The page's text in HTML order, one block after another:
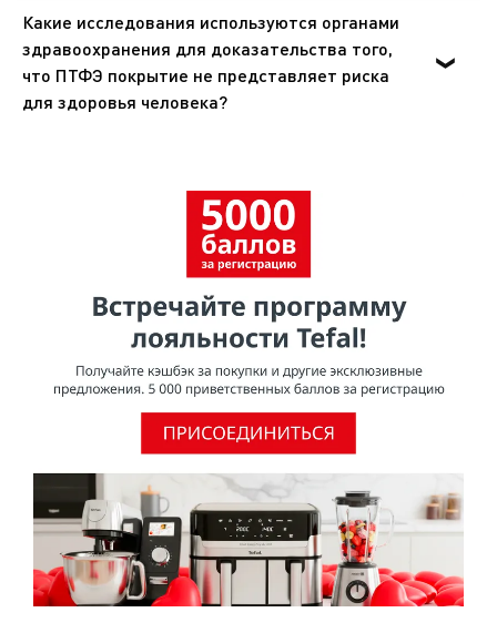
Какие исследования используются органами
здравоохранения для доказательства того,
что ПТФЭ покрытие не представляет риска
для здоровья человека?
попадании внутрь. Эти же органы подтвердили, что
покрытия из ПТФЭ не представляют опасности для
здоровья при использовании в посуде для
проведенному МАИР (Международное агентство по
изучению рака), ВОЗ (Всемирная организация
здравоохранения) отнесла ПТФЭ к группе 3 [Том 19, 288
(1979) и Дополнение 7.70 (1987)], признав, что он не
является канцерогеном для человека.О том, что ПТФЭ
безопасен для использования, свидетельствует и тот
факт, что он часто применяется в медицине
(кардиостимуляторы, искусственные артерии, протезы
и т.д.).